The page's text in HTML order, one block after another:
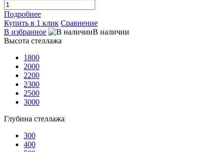
Подробнее
Купить в 1 клик Сравнение
В избранное
В наличии
Высота стеллажа
1800
2000
2200
2300
2500
3000
Глубина стеллажа
300
400